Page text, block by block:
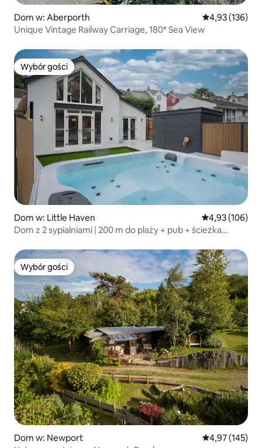
Dom w: Aberporth Średnia
4,93 (136)
Unique Vintage Railway Carriage, 180* Sea View
Wybór gości
Wybór gości
Dom w: Little Haven Średnia
4,93 (106)
Dom z 2 sypialniami | 200 m do plaży + pub + ścieżka
Wybór gości
Wybór gości
Dom w: Newport Średnia
4,97 (145)